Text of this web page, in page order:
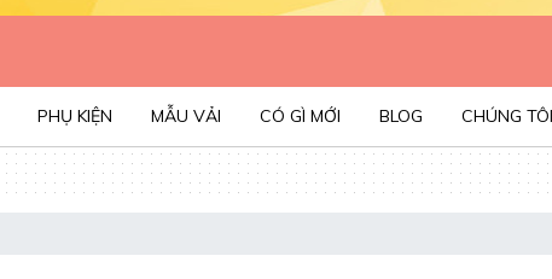
PHỤ KIỆN MẪU VẢI CÓ GÌ MỚI BLOG CHÚNG TÔI